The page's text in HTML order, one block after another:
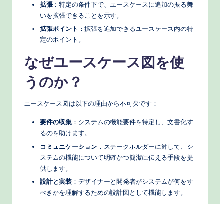
拡張 ：特定の条件下で、ユースケースに追加の振る舞
いを拡張できることを示す。
拡張ポイント ：拡張を追加できるユースケース内の特
定のポイント。
なぜユースケース図を使
うのか？
ユースケース図は以下の理由から不可欠です：
要件の収集 ：システムの機能要件を特定し、文書化す
るのを助けます。
コミュニケーション ：ステークホルダーに対して、シ
ステムの機能について明確かつ簡潔に伝える手段を提
供します。
設計と実装 ：デザイナーと開発者がシステムが何をす
べきかを理解するための設計図として機能します。